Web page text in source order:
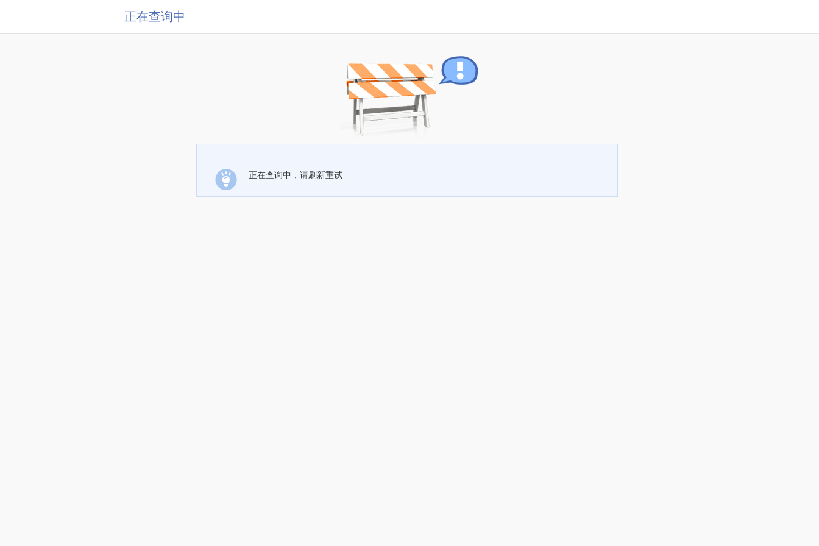
正在查询中
正在查询中，请刷新重试